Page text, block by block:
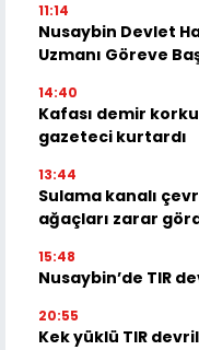
11:14
Nusaybin Devlet
Uzmanı Göreve
14:40
Kafası demir
gazeteci kurtardı
13:44
Sulama kanalı
ağaçları zarar
15:48
Nusaybin’de TIR
20:55
Kek yüklü TIR